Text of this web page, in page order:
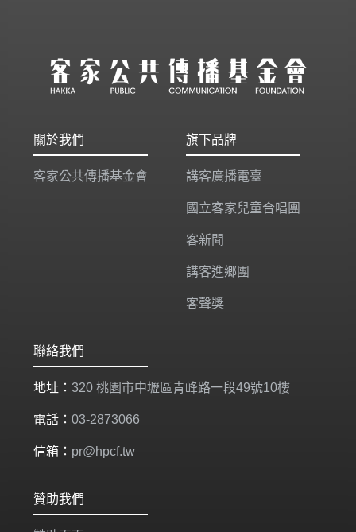
關於我們
客家公共傳播基金會
旗下品牌
講客廣播電臺
國立客家兒童合唱團
客新聞
講客進鄉團
客聲獎
聯絡我們
地址： 320 桃園市中壢區青峰路一段49號10樓
電話： 03-2873066
信箱： pr@hpcf.tw
贊助我們